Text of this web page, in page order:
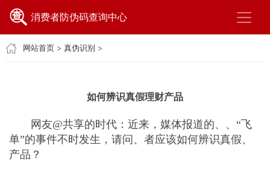
消费者防伪码查询中心
网站首页> 真伪识别 >
如何辨识真假理财产品
网友@共享的时代：近来，媒体报道的、、“飞
单”的事件不时发生，请问、者应该如何辨识真假、
产品？